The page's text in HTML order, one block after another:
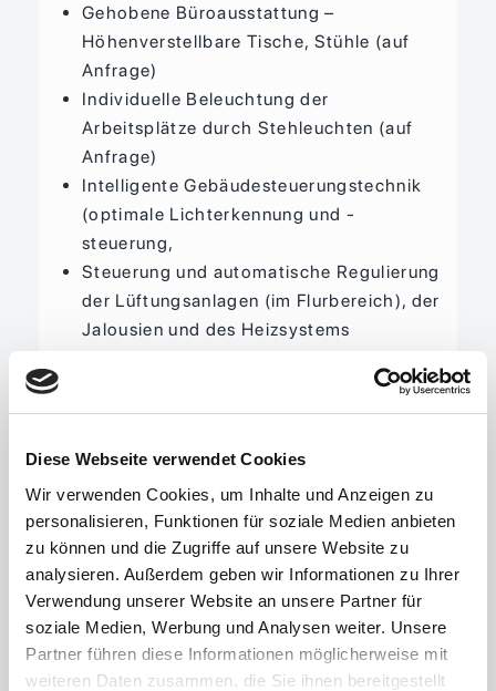
Diese Webseite verwendet Cookies
Wir verwenden Cookies, um Inhalte und Anzeigen zu
personalisieren, Funktionen für soziale Medien anbieten
zu können und die Zugriffe auf unsere Website zu
analysieren. Außerdem geben wir Informationen zu Ihrer
Verwendung unserer Website an unsere Partner für
soziale Medien, Werbung und Analysen weiter. Unsere
Partner führen diese Informationen möglicherweise mit
weiteren Daten zusammen, die Sie ihnen bereitgestellt
Gehobene Büroausstattung –
Höhenverstellbare Tische, Stühle (auf
Anfrage)
Individuelle Beleuchtung der
Arbeitsplätze durch Stehleuchten (auf
Anfrage)
Intelligente Gebäudesteuerungstechnik
(optimale Lichterkennung und -
steuerung,
Steuerung und automatische Regulierung
der Lüftungsanlagen (im Flurbereich), der
Jalousien und des Heizsystems
WLAN-Versorgung im kompletten Flur
aktuell im 2. OG (5 Büros besetzt)
Büros einzeln abschließbar –
Programmierbares Schließsystem
2 Projekträume je ca. 70 m²
1 Besprechungsraum 35 m²
Flur mit Loungebereichen u. Teeküche